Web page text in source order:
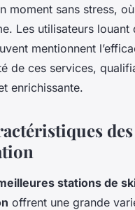
moment sans stress,
Les utilisateurs louant
mentionnent
de ces services,
enrichissante.
stations de
offrent une grande